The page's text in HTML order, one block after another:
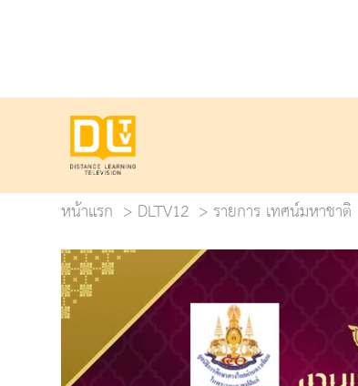
หน้าแรก
DLTV12 รายการ เทศน์มหาชาติ